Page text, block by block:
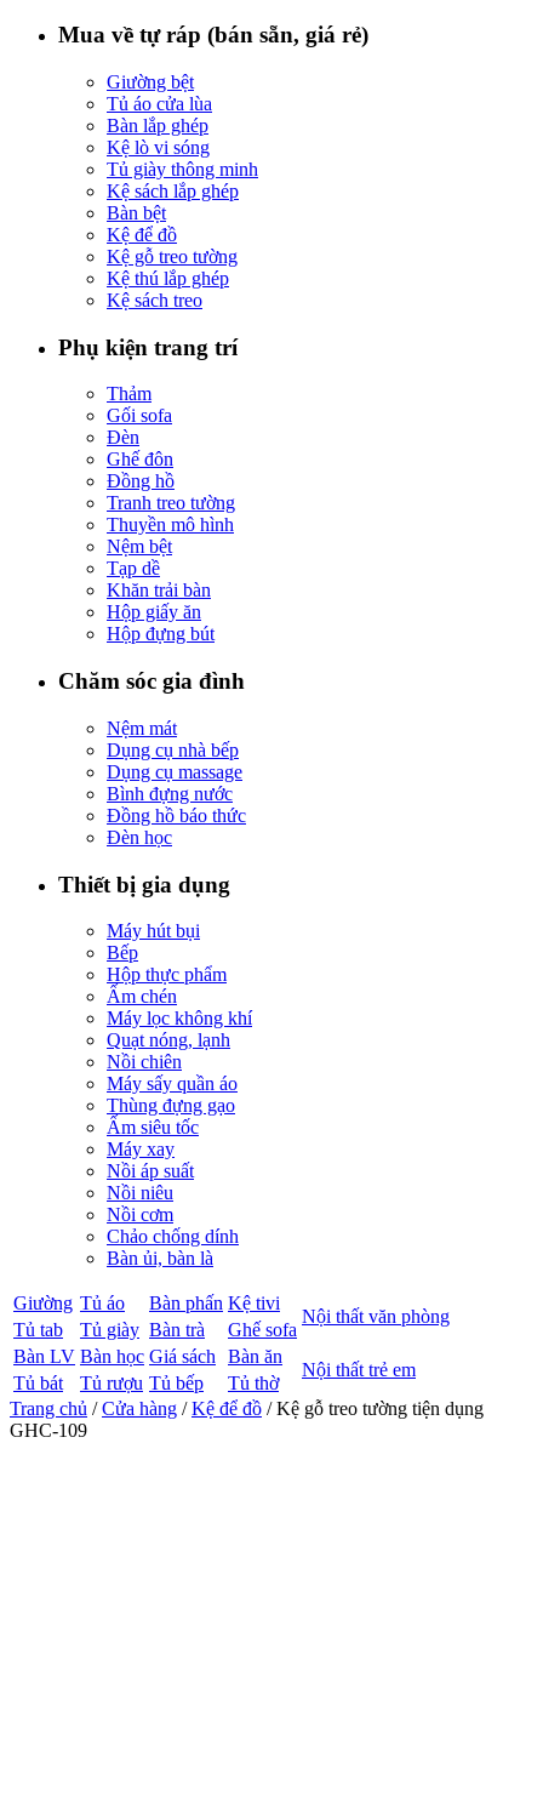
Mua về tự ráp (bán sẵn, giá rẻ)
Giường bệt
Tủ áo cửa lùa
Bàn lắp ghép
Kệ lò vi sóng
Tủ giày thông minh
Kệ sách lắp ghép
Bàn bệt
Kệ để đồ
Kệ gỗ treo tường
Kệ thú lắp ghép
Kệ sách treo
Phụ kiện trang trí
Thảm
Gối sofa
Đèn
Ghế đôn
Đồng hồ
Tranh treo tường
Thuyền mô hình
Nệm bệt
Tạp dề
Khăn trải bàn
Hộp giấy ăn
Hộp đựng bút
Chăm sóc gia đình
Nệm mát
Dụng cụ nhà bếp
Dụng cụ massage
Bình đựng nước
Đồng hồ báo thức
Đèn học
Thiết bị gia dụng
Máy hút bụi
Bếp
Hộp thực phẩm
Ấm chén
Máy lọc không khí
Quạt nóng, lạnh
Nồi chiên
Máy sấy quần áo
Thùng đựng gạo
Ấm siêu tốc
Máy xay
Nồi áp suất
Nồi niêu
Nồi cơm
Chảo chống dính
Bàn ủi, bàn là
Giường Tủ áo Bàn phấn Kệ tivi
Nội thất văn phòng
Tủ tab Tủ giày Bàn trà
Ghế sofa
Bàn LV Bàn học Giá sách Bàn ăn
Nội thất trẻ em
Tủ bát Tủ rượu Tủ bếp
Tủ thờ
Trang chủ /Cửa hàng /Kệ để đồ / Kệ gỗ treo tường tiện dụng
GHC-109